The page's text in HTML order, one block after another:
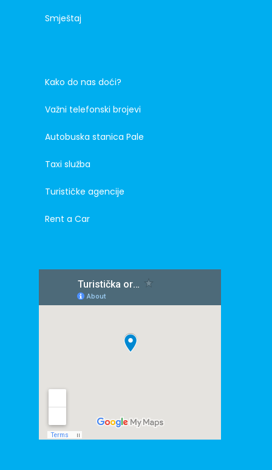
Smještaj
Kako do nas doći?
Važni telefonski brojevi
Autobuska stanica Pale
Taxi služba
Turističke agencije
Rent a Car